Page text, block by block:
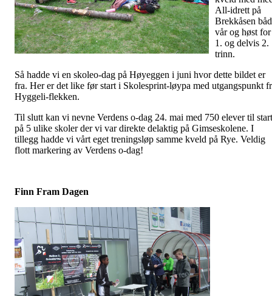
All-idrett på
Brekkåsen
vår og høst for
1. og delvis 2.
trinn.
Så hadde vi en skoleo-dag på Høyeggen i juni hvor dette bildet er
fra. Her er det like før start i Skolesprint-løypa med utgangspunkt
Hyggeli-flekken.
Til slutt kan vi nevne Verdens o-dag 24. mai med 750 elever til start
på 5 ulike skoler der vi var direkte delaktig på Gimseskolene. I
tillegg hadde vi vårt eget treningsløp samme kveld på Rye. Veldig
flott markering av Verdens o-dag!
Finn Fram Dagen